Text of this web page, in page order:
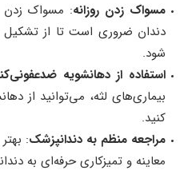
مسواک زدن روزانه: مسواک زدن
دندان ضروری است تا از تشکیل
شود.
استفاده از دهانشویه
بیماری‌های لثه، می‌توانید از
کنید.
مراجعه منظم به دندانپزشک
معاینه و تمیزکاری حرفه‌ای به